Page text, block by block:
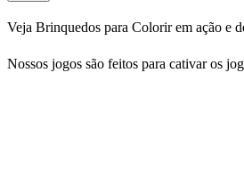
Veja Brinquedos para Colorir em ação e
Nossos jogos são feitos para cativar os